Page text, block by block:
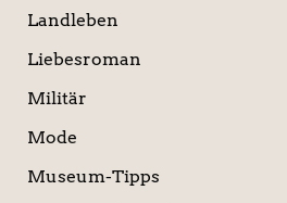
Landleben
Liebesroman
Militär
Mode
Museum-Tipps